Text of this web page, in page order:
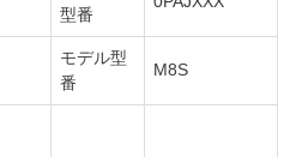
型番
モデル型
番
M8S